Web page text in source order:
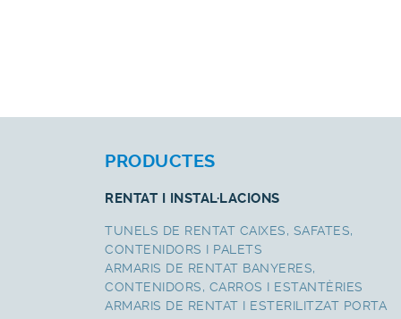
PRODUCTES
RENTAT I INSTAL·LACIONS
TUNELS DE RENTAT CAIXES, SAFATES,
CONTENIDORS I PALETS
ARMARIS DE RENTAT BANYERES,
CONTENIDORS, CARROS I ESTANTÈRIES
ARMARIS DE RENTAT I ESTERILITZAT PORTA